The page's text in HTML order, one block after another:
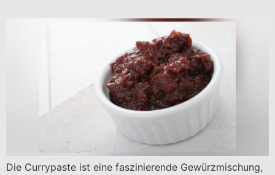
Die Currypaste ist eine faszinierende Gewürzmischung,